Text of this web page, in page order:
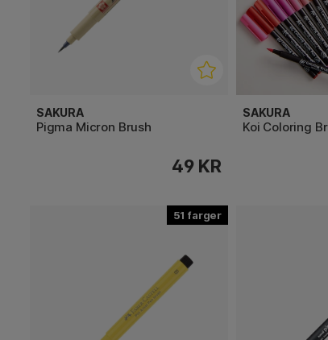
SAKURA
Pigma Micron Brush
49 KR
SAKURA
Koi Coloring
51